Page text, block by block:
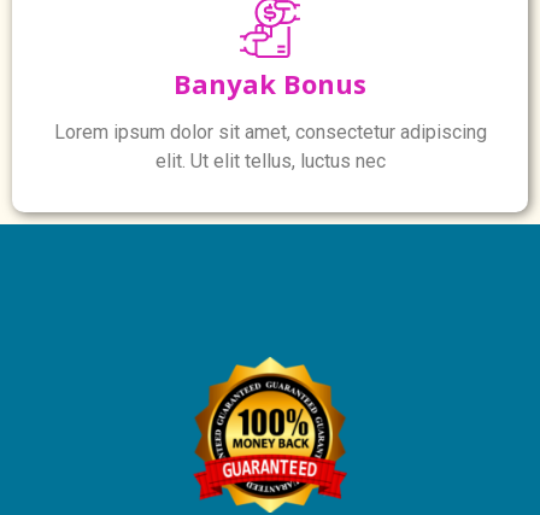
Banyak Bonus
Lorem ipsum dolor sit amet, consectetur adipiscing
elit. Ut elit tellus, luctus nec